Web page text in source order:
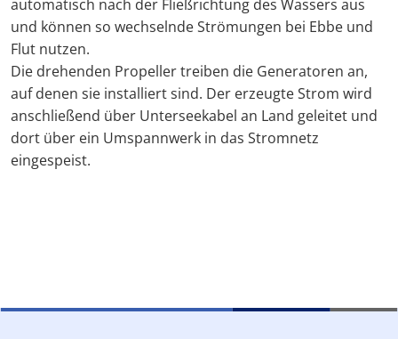
automatisch nach der Fließrichtung des Wassers aus
und können so wechselnde Strömungen bei Ebbe und
Flut nutzen.
Die drehenden Propeller treiben die Generatoren an,
auf denen sie installiert sind. Der erzeugte Strom wird
anschließend über Unterseekabel an Land geleitet und
dort über ein Umspannwerk in das Stromnetz
eingespeist.